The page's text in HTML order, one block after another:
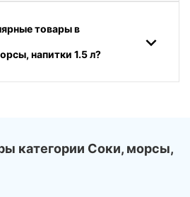
товары в
напитки 1.5 л?
категории Соки, морсы,